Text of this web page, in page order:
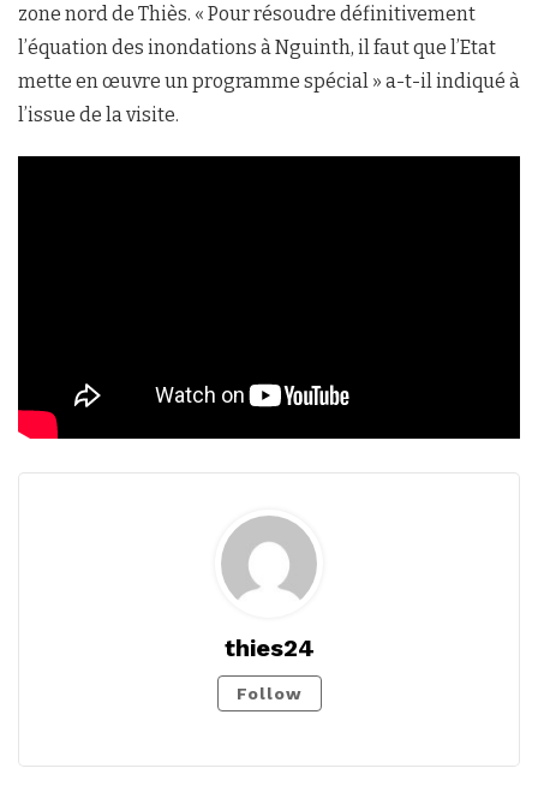
zone nord de Thiès. « Pour résoudre définitivement
l’équation des inondations à Nguinth, il faut que l’Etat
mette en œuvre un programme spécial » a-t-il indiqué à
l’issue de la visite.
thies24
Follow